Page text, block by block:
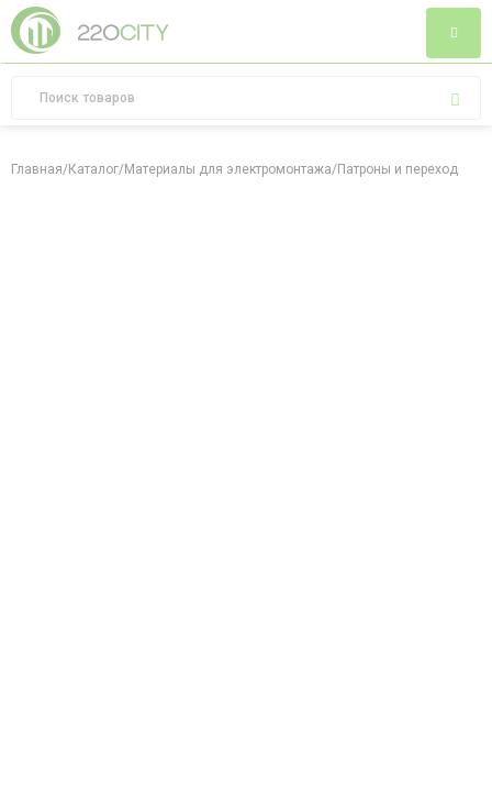
Главная/Каталог/Материалы для электромонтажа/Патроны и переходники